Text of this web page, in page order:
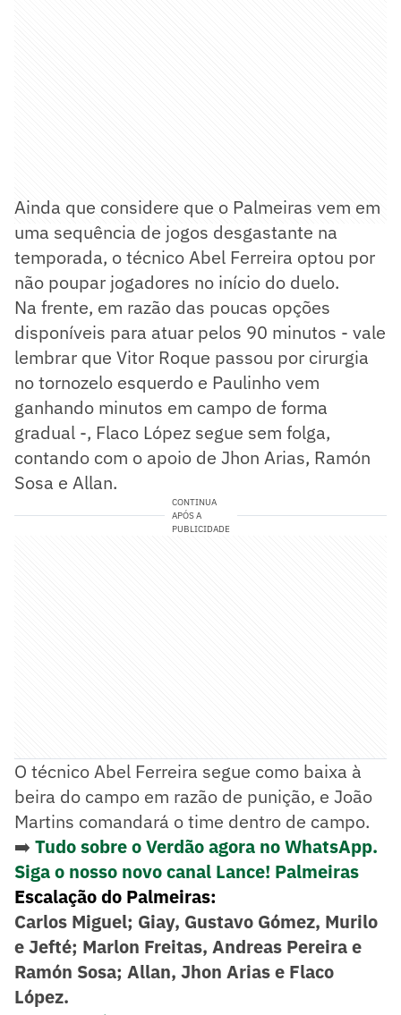
Ainda que considere que o Palmeiras vem em
uma sequência de jogos desgastante na
temporada, o técnico Abel Ferreira optou por
não poupar jogadores no início do duelo.
Na frente, em razão das poucas opções
disponíveis para atuar pelos 90 minutos - vale
lembrar que Vitor Roque passou por cirurgia
no tornozelo esquerdo e Paulinho vem
ganhando minutos em campo de forma
gradual -, Flaco López segue sem folga,
contando com o apoio de Jhon Arias, Ramón
Sosa e Allan.
CONTINUA
APÓS A
PUBLICIDADE
O técnico Abel Ferreira segue como baixa à
beira do campo em razão de punição, e João
Martins comandará o time dentro de campo.
➡️ Tudo sobre o Verdão agora no WhatsApp.
Siga o nosso novo canal Lance! Palmeiras
Escalação do Palmeiras:
Carlos Miguel; Giay, Gustavo Gómez, Murilo
e Jefté; Marlon Freitas, Andreas Pereira e
Ramón Sosa; Allan, Jhon Arias e Flaco
López.